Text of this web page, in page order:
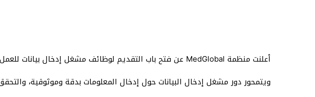
أعلنت منظمة MedGlobal عن فتح باب التقديم لوظائف مشغل إدخال بيانات للعمل في قطاع غزة، وذلك ضمن جهودها لدعم المشاريع الصحية والإنسانية في المنطقة.
ويتمحور دور مشغل إدخال البيانات حول إدخال المعلومات بدقة وموثوقية،